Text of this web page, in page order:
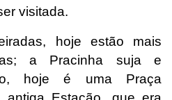
visitada.
hoje estão mais
a Pracinha suja e
hoje é uma Praça